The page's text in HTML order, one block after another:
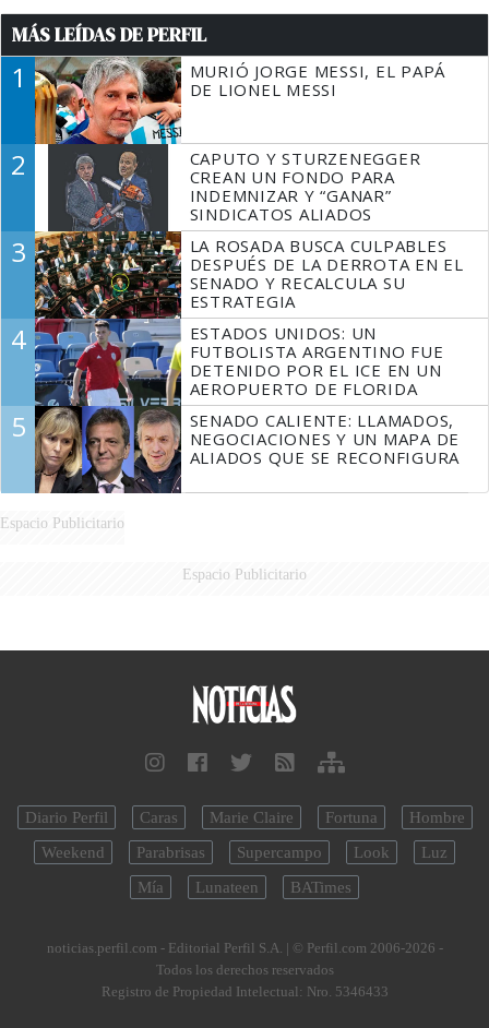
MÁS LEÍDAS DE PERFIL
1
MURIÓ JORGE MESSI, EL PAPÁ
DE LIONEL MESSI
2
CAPUTO Y STURZENEGGER
CREAN UN FONDO PARA
INDEMNIZAR Y “GANAR”
SINDICATOS ALIADOS
3
LA ROSADA BUSCA CULPABLES
DESPUÉS DE LA DERROTA EN EL
SENADO Y RECALCULA SU
ESTRATEGIA
4
ESTADOS UNIDOS: UN
FUTBOLISTA ARGENTINO FUE
DETENIDO POR EL ICE EN UN
AEROPUERTO DE FLORIDA
5
SENADO CALIENTE: LLAMADOS,
NEGOCIACIONES Y UN MAPA DE
ALIADOS QUE SE RECONFIGURA
Espacio Publicitario
Espacio Publicitario
Diario Perfil Caras Marie Claire Fortuna
Hombre
Weekend
Parabrisas Supercampo Look
Luz
Mía
Lunateen BATimes
noticias.perfil.com - Editorial Perfil S.A. | © Perfil.com 2006-2026 -
Todos los derechos reservados
Registro de Propiedad Intelectual: Nro. 5346433